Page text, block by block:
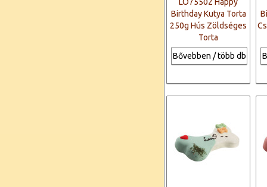
Birthday Kutya Torta
250g Hús Zöldséges
Torta
Bővebben / több db